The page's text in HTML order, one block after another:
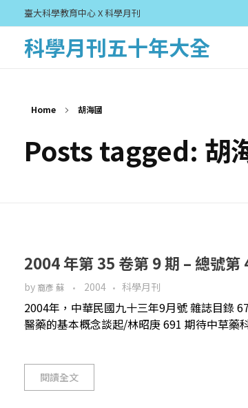
臺大科學教育中心 X 科學月刊
科學月刊五十年大全
Home 胡海國
Posts tagged: 胡
2004 年第 35 卷第 9 期 – 總號第
by 裔彥 蘇 2004 科學月刊
2004年，中華民國九十三年9月號 雜誌目錄
醫藥的基本概念談起/林昭庚 691 期待中草藥
閱讀全文